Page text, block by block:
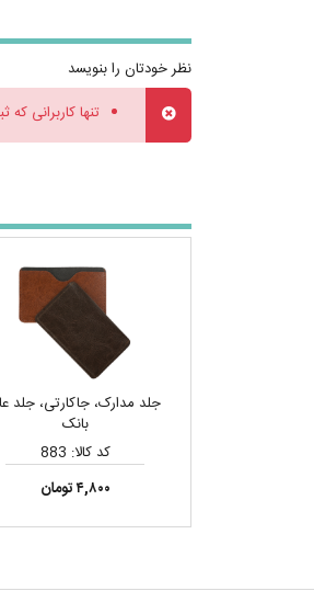
نظر خودتان را بنویسد
تنها کاربرانی
جلد مدارک، جاکارتی، جلد
بانک
کد کالا: 883
۴,۸۰۰ تومان